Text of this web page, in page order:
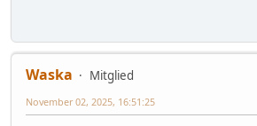
Waska
Mitglied
November 02, 2025, 16:51:25